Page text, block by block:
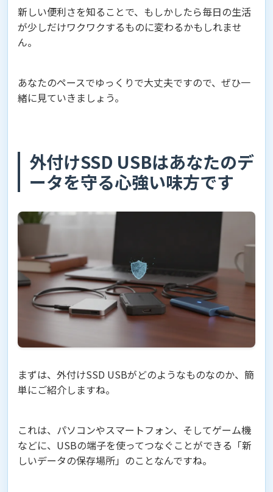
新しい便利さを知ることで、もしかしたら毎日の生活
が少しだけワクワクするものに変わるかもしれませ
ん。
あなたのペースでゆっくりで大丈夫ですので、ぜひ一
緒に見ていきましょう。
外付けSSD USBはあなたのデ
ータを守る心強い味方です
まずは、外付けSSD USBがどのようなものなのか、簡
単にご紹介しますね。
これは、パソコンやスマートフォン、そしてゲーム機
などに、USBの端子を使ってつなぐことができる「新
しいデータの保存場所」のことなんですね。